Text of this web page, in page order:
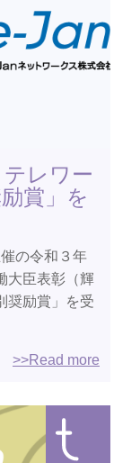
レワー
賞」を
の令和３年
大臣表彰（輝
奨励賞」を受
>>Read more